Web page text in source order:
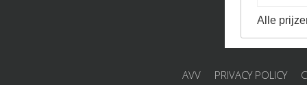
Alle
AVV PRIVACY POLICY